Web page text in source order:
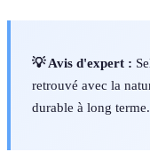
💡 Avis d'expert :
retrouvé avec la
durable à long terme.